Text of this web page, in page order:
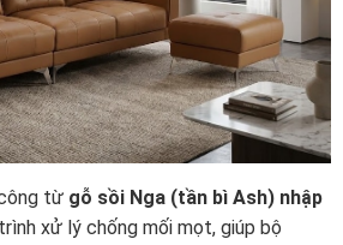
từ gỗ sồi Nga (tần bì Ash) nhập
xử lý chống mối mọt, giúp bộ